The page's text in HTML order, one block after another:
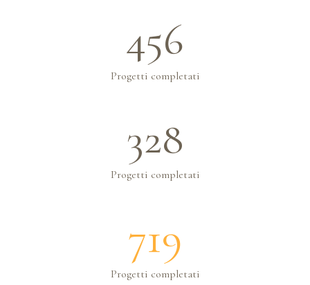
456
Progetti completati
328
Progetti completati
719
Progetti completati